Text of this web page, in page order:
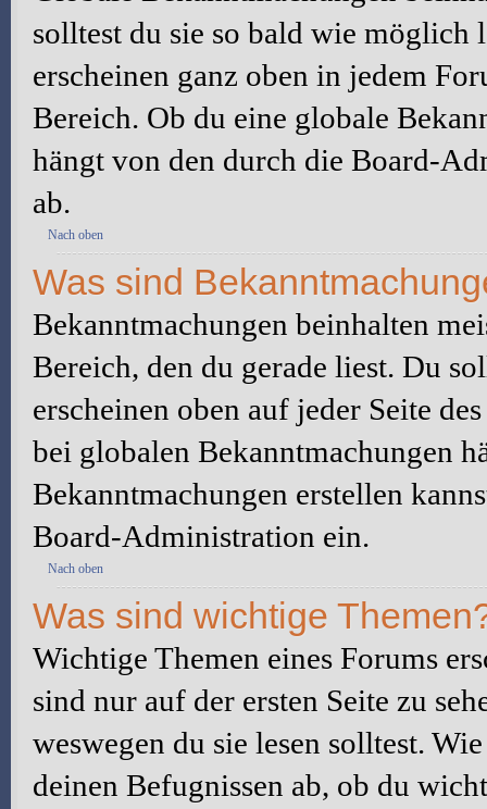
solltest du sie so bald wie möglich
erscheinen ganz oben in jedem
Bereich. Ob du eine globale
hängt von den durch die Board-
ab.
Nach oben
Was sind
Bekanntmachungen beinhalten
Bereich, den du gerade liest. Du
erscheinen oben auf jeder Seite
bei globalen Bekanntmachungen
Bekanntmachungen erstellen
Board-Administration ein.
Nach oben
Was sind wichtige
Wichtige Themen eines Forums
sind nur auf der ersten Seite zu
weswegen du sie lesen solltest.
deinen Befugnissen ab, ob du